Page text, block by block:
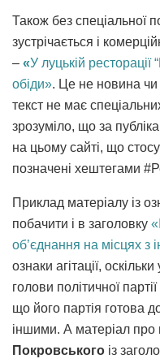
Також без спеціальної
зустрічається і
– «У луцькій ресторації
обіди». Це не новина чи
текст не має
зрозуміло, що за
на цьому сайті, що
позначені хештегами
Приклад матеріалу із
побачити і в заголовку
об’єднання на місцях з
ознаки агітації,
голови політичної
що його партія готова
іншими. А матеріал про
Покровського із